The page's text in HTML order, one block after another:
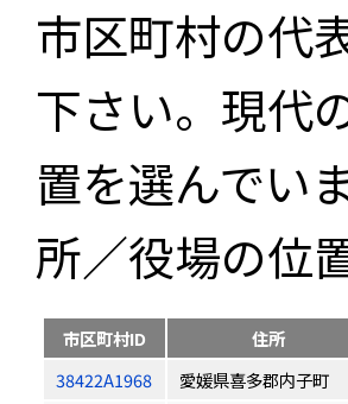
市区町村の代
下さい。現代
置を選んでい
所／役場の位
市区町村ID
住所
38422A1968
愛媛県喜多郡内子町